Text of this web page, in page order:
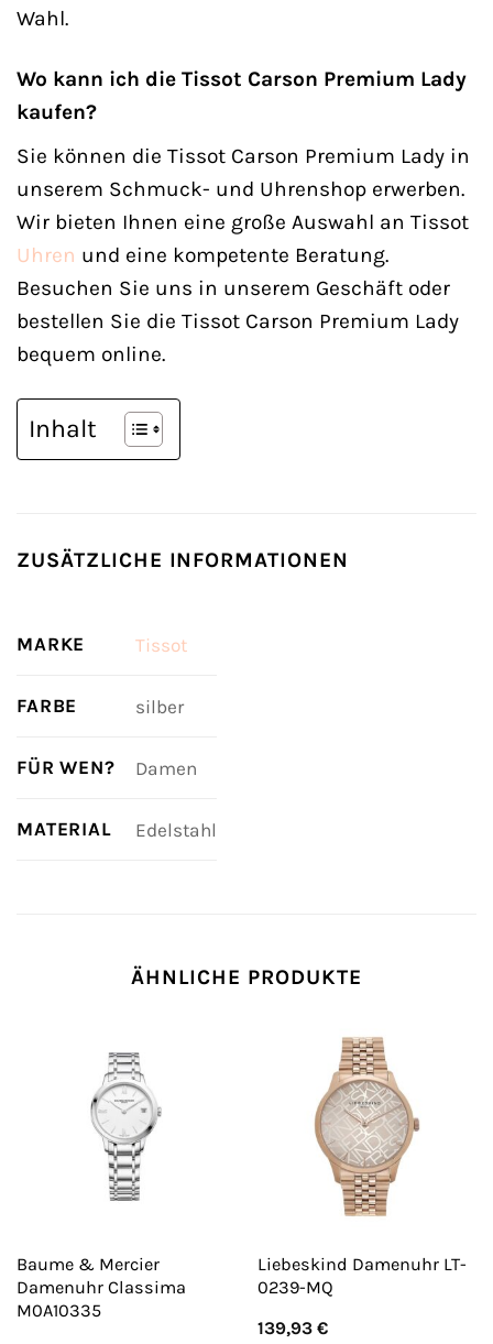
Wahl.
Wo kann ich die Tissot Carson Premium Lady
kaufen?
Sie können die Tissot Carson Premium Lady in
unserem Schmuck- und Uhrenshop erwerben.
Wir bieten Ihnen eine große Auswahl an Tissot
Uhren und eine kompetente Beratung.
Besuchen Sie uns in unserem Geschäft oder
bestellen Sie die Tissot Carson Premium Lady
bequem online.
Inhalt
ZUSÄTZLICHE INFORMATIONEN
MARKE Tissot
FARBE silber
FÜR WEN? Damen
MATERIAL Edelstahl
ÄHNLICHE PRODUKTE
Baume & Mercier
Damenuhr Classima
M0A10335
Liebeskind Damenuhr LT-
0239-MQ
139,93 €